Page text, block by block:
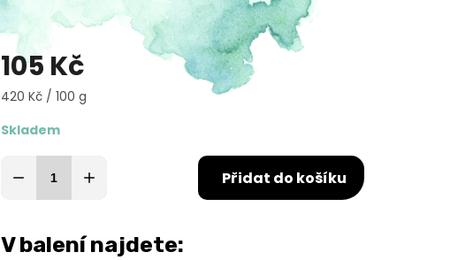
105 Kč
Měrná
420 Kč / 100 g
Skladem
Přidat do košíku
V balení najdete: